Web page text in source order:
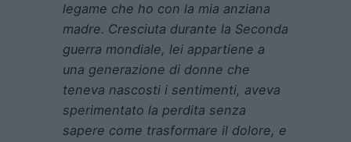
legame che ho con la mia anziana
madre. Cresciuta durante la Seconda
guerra mondiale, lei appartiene a
una generazione di donne che
teneva nascosti i sentimenti, aveva
sperimentato la perdita senza
sapere come trasformare il dolore, e